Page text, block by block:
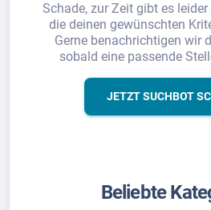
Schade, zur Zeit gibt es
die deinen gewünschten
Gerne benachrichtigen wir
sobald eine passende
JETZT SUCHBOT
Beliebte